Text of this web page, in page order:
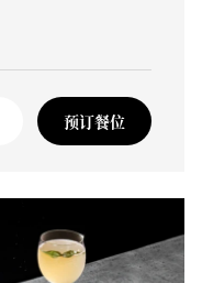
预订餐位